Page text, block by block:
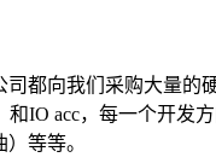
都向我们采购大量
和IO acc，每一个开
等等。